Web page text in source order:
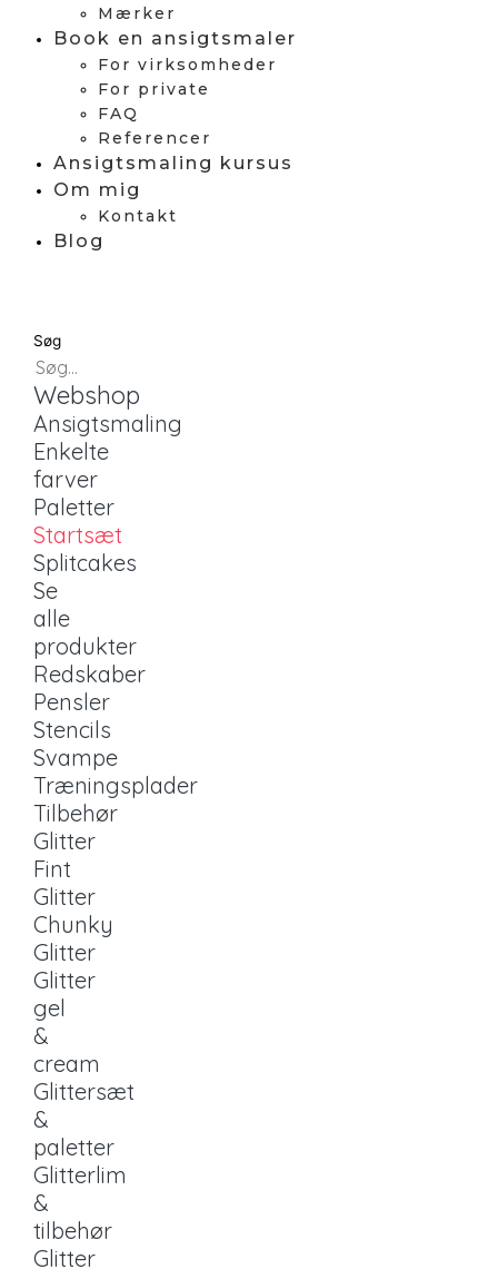
Mærker
Book en ansigtsmaler
For virksomheder
For private
FAQ
Referencer
Ansigtsmaling kursus
Om mig
Kontakt
Blog
Søg
Webshop
Ansigtsmaling
Enkelte
farver
Paletter
Startsæt
Splitcakes
Se
alle
produkter
Redskaber
Pensler
Stencils
Svampe
Træningsplader
Tilbehør
Glitter
Fint
Glitter
Chunky
Glitter
Glitter
gel
&
cream
Glittersæt
&
paletter
Glitterlim
&
tilbehør
Glitter